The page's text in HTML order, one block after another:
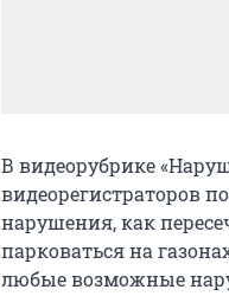
В видеорубрике
видеорегистраторов
нарушения, как
парковаться на
любые возможные